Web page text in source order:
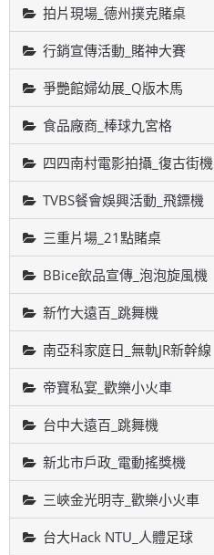
拍片現場_德州撲克賭桌
行銷宣傳活動_賭神大賽
爭艷館婦幼展_Q版木馬
食品廠商_棒球九宮格
四四南村電影拍攝_復古街機
TVBS餐會娛興活動_飛鏢機
三重片場_21點賭桌
BBice飲品宣傳_泡泡旋風機
新竹大遠百_跳舞機
南亞科家庭日_無軌JR新幹線
帝寶私宴_歡樂小火車
台中大遠百_跳舞機
新北市戶政_電動搖獎機
三峽金光明寺_歡樂小火車
台大Hack NTU_人體足球